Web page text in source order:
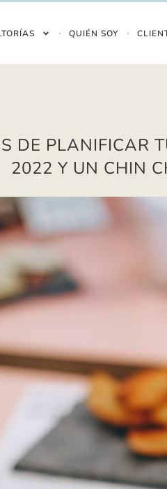
QUIÉN SOY
DE PLANIFICAR
2022 Y UN CHIN